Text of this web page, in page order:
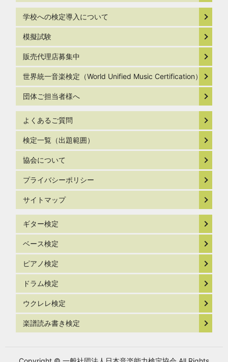
学校への検定導入について
模擬試験
販売代理店募集中
世界統一音楽検定（World Unified Music Certification）
団体ご担当者様へ
よくあるご質問
検定一覧（出題範囲）
協会について
プライバシーポリシー
サイトマップ
ギター検定
ベース検定
ピアノ検定
ドラム検定
ウクレレ検定
楽譜読み書き検定